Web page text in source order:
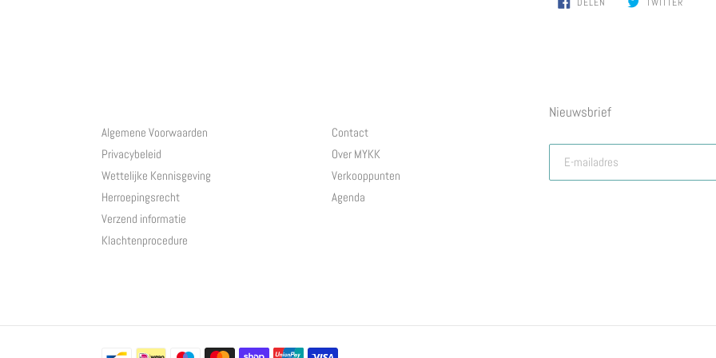
OP
Algemene Voorwaarden
Privacybeleid
Wettelijke Kennisgeving
Herroepingsrecht
Verzend informatie
Klachtenprocedure
Contact
Over MYKK
Verkooppunten
Agenda
Nieuwsbrief